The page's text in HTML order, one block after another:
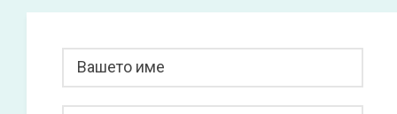
Вашето име